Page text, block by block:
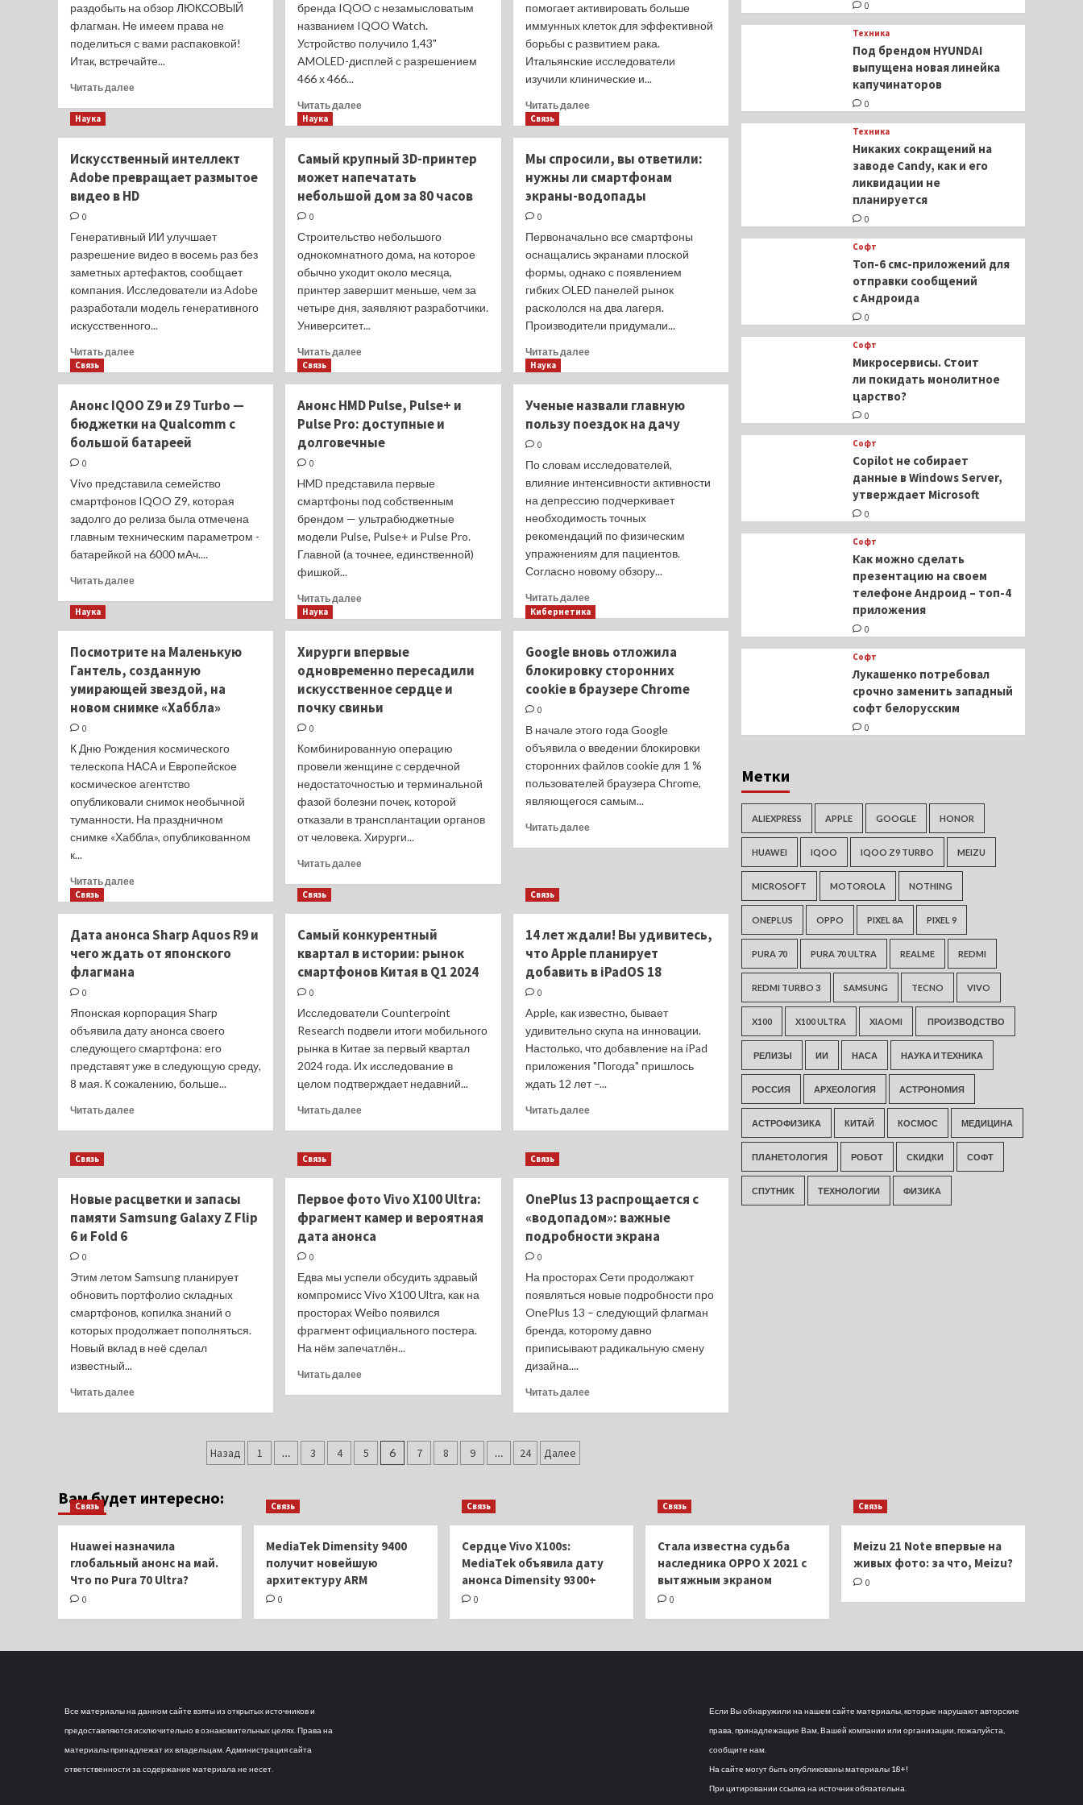
раздобыть на обзор ЛЮКСОВЫЙ
флагман. Не имеем права не
поделиться с вами распаковкой!
Итак, встречайте...
Читать далееПрочитать
Honor
Magic
6
Design
—
люкс
есть
бренда IQOO с незамысловатым
названием IQOO Watch.
Устройство получило 1,43"
AMOLED-дисплей с разрешением
466 х 466...
Читать далееПрочитать
IQOO
Watch
—
с
eSIM
и
BlueOS
помогает активировать больше
иммунных клеток для эффективной
борьбы с развитием рака.
Итальянские исследователи
изучили клинические и...
Читать далееПрочитать
аспирин
помог
пациентам
колоректальным
раком
Наука
Искусственный интеллект
Adobe превращает размытое
видео в HD
0
Генеративный ИИ улучшает
разрешение видео в восемь раз без
заметных артефактов, сообщает
компания. Исследователи из Adobe
разработали модель генеративного
искусственного...
Читать далееПрочитать
интеллект
Adobe
превращает
в
HD
Наука
Самый крупный 3D-принтер
может напечатать
небольшой дом за 80 часов
0
Строительство небольшого
однокомнатного дома, на которое
обычно уходит около месяца,
принтер завершит меньше, чем за
четыре дня, заявляют разработчики.
Университет...
Читать далееПрочитать
крупный
3D-
принтер
небольшой
дом
за
80
Связь
Мы спросили, вы ответили:
нужны ли смартфонам
экраны-водопады
0
Первоначально все смартфоны
оснащались экранами плоской
формы, однако с появлением
гибких OLED панелей рынок
раскололся на два лагеря.
Производители придумали...
Читать далееПрочитать
спросили,
вы
ли
смартфонам
экраны-
водопады
Связь
Анонс IQOO Z9 и Z9 Turbo —
бюджетки на Qualcomm с
большой батареей
0
Vivo представила семейство
смартфонов IQOO Z9, которая
задолго до релиза была отмечена
главным техническим параметром -
батарейкой на 6000 мАч....
Читать далееПрочитать
Z9
и
Z9
—
на
Qualcomm
батареей
Связь
Анонс HMD Pulse, Pulse+ и
Pulse Pro: доступные и
долговечные
0
HMD представила первые
смартфоны под собственным
брендом — ультрабюджетные
модели Pulse, Pulse+ и Pulse Pro.
Главной (а точнее, единственной)
фишкой...
Читать далееПрочитать
HMD
Pulse,
Pulse+
и
доступные
и
долговечные
Наука
Ученые назвали главную
пользу поездок на дачу
0
По словам исследователей,
влияние интенсивности активности
на депрессию подчеркивает
необходимость точных
рекомендаций по физическим
упражнениям для пациентов.
Согласно новому обзору...
Читать далееПрочитать
больше
назвали
главную
пользу
дачу
Наука
Посмотрите на Маленькую
Гантель, созданную
умирающей звездой, на
новом снимке «Хаббла»
0
К Дню Рождения космического
телескопа НАСА и Европейское
космическое агентство
опубликовали снимок необычной
туманности. На праздничном
снимке «Хаббла», опубликованном
к...
Читать далееПрочитать
на
Маленькую
звездой,
на
новом
снимке
Наука
Хирурги впервые
одновременно пересадили
искусственное сердце и
почку свиньи
0
Комбинированную операцию
провели женщине с сердечной
недостаточностью и терминальной
фазой болезни почек, которой
отказали в трансплантации органов
от человека. Хирурги...
Читать далееПрочитать
одновременно
пересадили
искусственное
почку
свиньи
Кибернетика
Google вновь отложила
блокировку сторонних
cookie в браузере Chrome
0
В начале этого года Google
объявила о введении блокировки
сторонних файлов cookie для 1 %
пользователей браузера Chrome,
являющегося самым...
Читать далееПрочитать
блокировку
сторонних
браузере
Связь
Дата анонса Sharp Aquos R9 и
чего ждать от японского
флагмана
0
Японская корпорация Sharp
объявила дату анонса своего
следующего смартфона: его
представят уже в следующую среду,
8 мая. К сожалению, больше...
Читать далееПрочитать
Aquos
R9
от
японского
Связь
Самый конкурентный
квартал в истории: рынок
смартфонов Китая в Q1 2024
0
Исследователи Counterpoint
Research подвели итоги мобильного
рынка в Китае за первый квартал
2024 года. Их исследование в
целом подтверждает недавний...
Читать далееПрочитать
в
истории:
в
Q1
2024
Связь
14 лет ждали! Вы удивитесь,
что Apple планирует
добавить в iPadOS 18
0
Apple, как известно, бывает
удивительно скупа на инновации.
Настолько, что добавление на iPad
приложения "Погода" пришлось
ждать 12 лет –...
Читать далееПрочитать
Вы
удивитесь,
добавить
в
Связь
Новые расцветки и запасы
памяти Samsung Galaxy Z Flip
6 и Fold 6
0
Этим летом Samsung планирует
обновить портфолио складных
смартфонов, копилка знаний о
которых продолжает пополняться.
Новый вклад в неё сделал
известный...
Читать далееПрочитать
памяти
Galaxy
Z
Flip
6
Связь
Первое фото Vivo X100 Ultra:
фрагмент камер и вероятная
дата анонса
0
Едва мы успели обсудить здравый
компромисс Vivo X100 Ultra, как на
просторах Weibo появился
фрагмент официального постера.
На нём запечатлён...
Читать далееПрочитать
Vivo
X100
и
вероятная
дата
анонса
Связь
OnePlus 13 распрощается с
«водопадом»: важные
подробности экрана
0
На просторах Сети продолжают
появляться новые подробности про
OnePlus 13 – следующий флагман
бренда, которому давно
приписывают радикальную смену
дизайна....
Читать далееПрочитать
подробности
Пагинация
Назад 1 … 3 4 5 6 7 8 9 … 24 Далее
0
Техника
Под брендом HYUNDAI
выпущена новая линейка
капучинаторов
0
Техника
Никаких сокращений на
заводе Candy, как и его
ликвидации не
планируется
0
Софт
Топ-6 смс-приложений для
отправки сообщений
с Андроида
0
Софт
Микросервисы. Стоит
ли покидать монолитное
царство?
0
Софт
Copilot не собирает
данные в Windows Server,
утверждает Microsoft
0
Софт
Как можно сделать
презентацию на своем
телефоне Андроид – топ-4
приложения
0
Софт
Лукашенко потребовал
срочно заменить западный
софт белорусским
0
Метки
ALIEXPRESS APPLE GOOGLE HONOR
HUAWEI IQOO IQOO Z9 TURBO MEIZU
MICROSOFT MOTOROLA NOTHING
ONEPLUS OPPO PIXEL 8A PIXEL 9
PURA 70 PURA 70 ULTRA REALME REDMI
REDMI TURBO 3 SAMSUNG TECNO VIVO
X100 X100 ULTRA XIAOMI ПРОИЗВОДСТВО
РЕЛИЗЫ ИИ НАСА НАУКА И ТЕХНИКА
РОССИЯ АРХЕОЛОГИЯ АСТРОНОМИЯ
АСТРОФИЗИКА КИТАЙ КОСМОС МЕДИЦИНА
ПЛАНЕТОЛОГИЯ РОБОТ СКИДКИ СОФТ
СПУТНИК ТЕХНОЛОГИИ ФИЗИКА
Вам будет интересно:
Связь
Huawei назначила
глобальный анонс на май.
Что по Pura 70 Ultra?
0
Связь
MediaTek Dimensity 9400
получит новейшую
архитектуру ARM
0
Связь
Сердце Vivo X100s:
MediaTek объявила дату
анонса Dimensity 9300+
0
Связь
Стала известна судьба
наследника OPPO X 2021 с
вытяжным экраном
0
Связь
Meizu 21 Note впервые на
живых фото: за что, Meizu?
0
Все материалы на данном сайте взяты из открытых источников и
предоставляются исключительно в ознакомительных целях. Права на
материалы принадлежат их владельцам. Администрация сайта
ответственности за содержание материала не несет.
Если Вы обнаружили на нашем сайте материалы, которые нарушают авторские
права, принадлежащие Вам, Вашей компании или организации, пожалуйста,
сообщите нам.
На сайте могут быть опубликованы материалы 18+!
При цитировании ссылка на источник обязательна.